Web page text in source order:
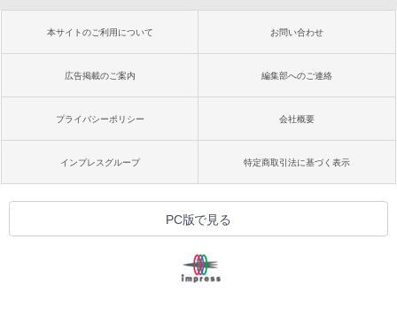
本サイトのご利用について お問い合わせ
広告掲載のご案内 編集部へのご連絡
プライバシーポリシー 会社概要
インプレスグループ 特定商取引法に基づく表示
PC版で見る